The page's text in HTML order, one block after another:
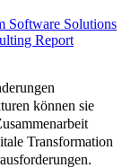
Software Solutions
Report
können sie
Transformation